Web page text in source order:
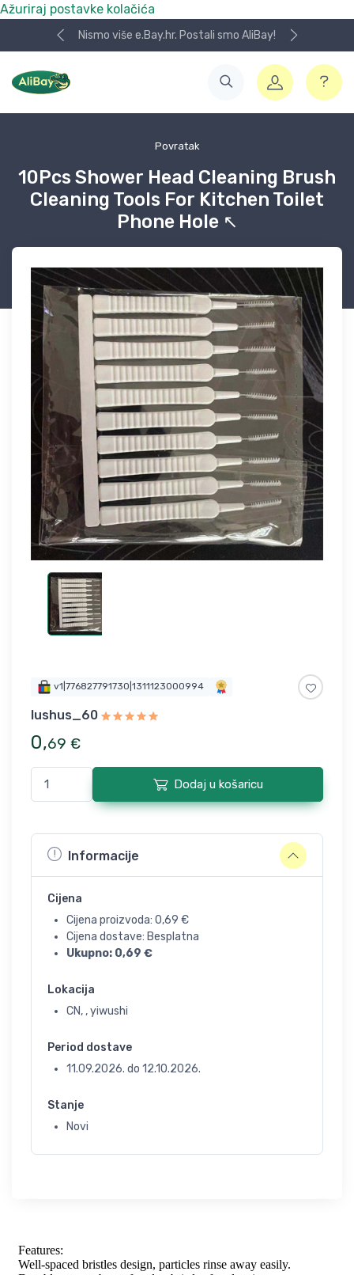
Ažuriraj postavke kolačića
Nismo više e.Bay.hr. Postali smo AliBay!
Povratak
10Pcs Shower Head Cleaning Brush
Cleaning Tools For Kitchen Toilet
Phone Hole ↖
v1|776827791730|1311123000994
lushus_60
0,69 €
Dodaj u košaricu
Informacije
Cijena
Cijena proizvoda: 0,69 €
Cijena dostave: Besplatna
Ukupno: 0,69 €
Lokacija
CN, , yiwushi
Period dostave
11.09.2026. do 12.10.2026.
Stanje
Novi